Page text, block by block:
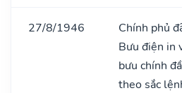
27/8/1946
Chính phủ
Bưu điện in
bưu chính
theo sắc